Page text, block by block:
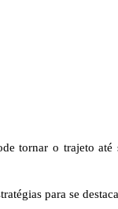
tornar o trajeto
para se